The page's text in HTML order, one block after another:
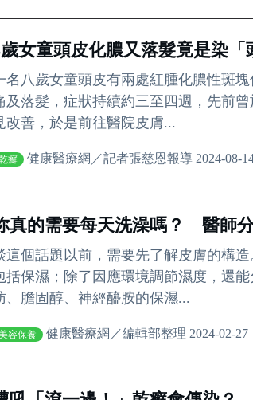
女童頭皮化膿又落髮竟是染「
名八歲女童頭皮有兩處紅腫化膿性斑
及落髮，症狀持續約三至四週，先前
改善，於是前往醫院皮膚...
癬 健康醫療網／記者張慈恩報導 2024-08-
真的需要每天洗澡嗎？ 醫師
這個話題以前，需要先了解皮膚的構
括保濕；除了因應環境調節濕度，還
、膽固醇、神經醯胺的保濕...
容保養 健康醫療網／編輯部整理 2024-02-